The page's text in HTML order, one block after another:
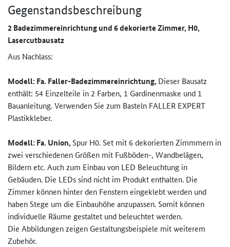
Gegenstandsbeschreibung
2 Badezimmereinrichtung und 6 dekorierte Zimmer, H0,
Lasercutbausatz
Aus Nachlass:
Modell: Fa. Faller-Badezimmereinrichtung,Dieser Bausatz
enthält: 54 Einzelteile in 2 Farben, 1 Gardinenmaske und 1
Bauanleitung. Verwenden Sie zum Basteln FALLER EXPERT
Plastikkleber.
Modell: Fa. Union,Spur H0. Set mit 6 dekorierten Zimmmern in
zwei verschiedenen Größen mit Fußböden-, Wandbelägen,
Bildern etc. Auch zum Einbau von LED Beleuchtung in
Gebäuden. Die LEDs sind nicht im Produkt enthalten. Die
Zimmer können hinter den Fenstern eingeklebt werden und
haben Stege um die Einbauhöhe anzupassen. Somit können
individuelle Räume gestaltet und beleuchtet werden.
Die Abbildungen zeigen Gestaltungsbeispiele mit weiterem
Zubehör.